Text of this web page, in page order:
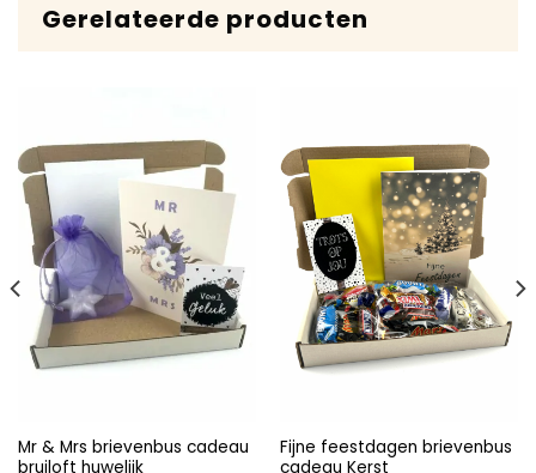
Gerelateerde producten
Mr & Mrs brievenbus cadeau
bruiloft huwelijk
Fijne feestdagen brievenbus
cadeau Kerst